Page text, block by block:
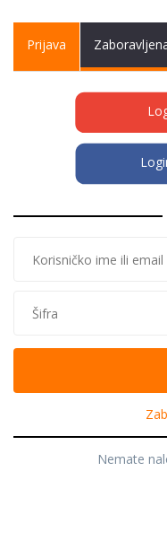
Prijava (active
Nemate